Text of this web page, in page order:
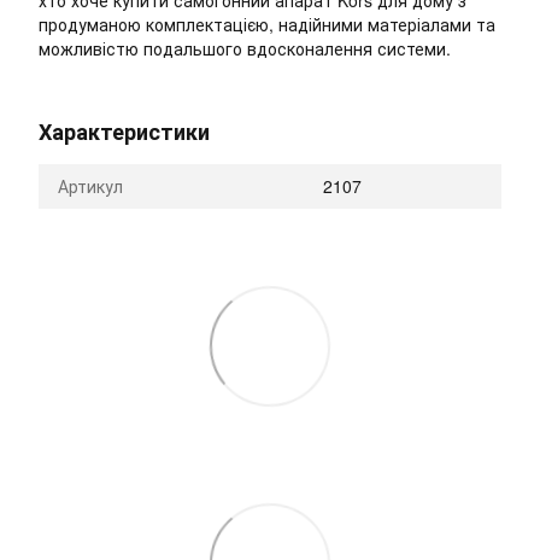
продуманою комплектацією, надійними матеріалами та
можливістю подальшого вдосконалення системи.
Характеристики
Артикул 2107